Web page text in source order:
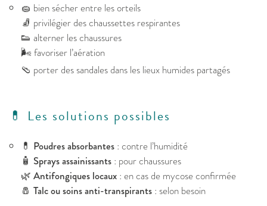
🧽 bien sécher entre les orteils
🧦 privilégier des chaussettes respirantes
👟 alterner les chaussures
🌬️ favoriser l’aération
🩴 porter des sandales dans les lieux humides partagés
💊 Les solutions possibles
💊 Poudres absorbantes : contre l’humidité
🧴 Sprays assainissants : pour chaussures
🌿 Antifongiques locaux : en cas de mycose confirmée
🧂 Talc ou soins anti-transpirants : selon besoin